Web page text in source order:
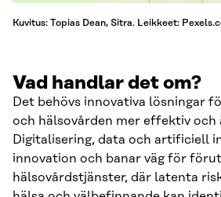
Kuvitus: Topias Dean, Sitra. Leikkeet:
Vad handlar det om?
Det behövs innovativa lösningar
och hälsovården mer effektiv och
Digitalisering, data och artificiell
innovation och banar väg för
hälsovårdstjänster, där latenta